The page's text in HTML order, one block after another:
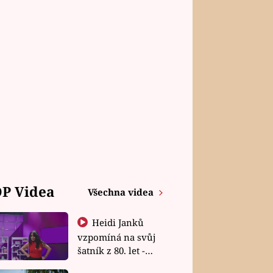
Videa Všechna videa
Heidi Janků
vzpomíná na svůj
šatník z 80. let -